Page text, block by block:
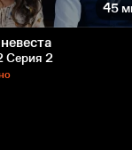
45
Серия 2